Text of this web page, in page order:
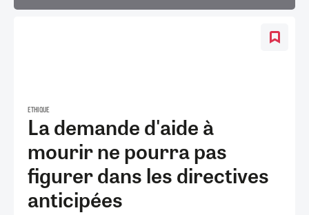
ETHIQUE
La demande d'aide à
mourir ne pourra pas
figurer dans les directives
anticipées